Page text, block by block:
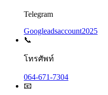
Telegram
Googleadsaccount2025
📞
โทรศัพท์
064-671-7304
📧